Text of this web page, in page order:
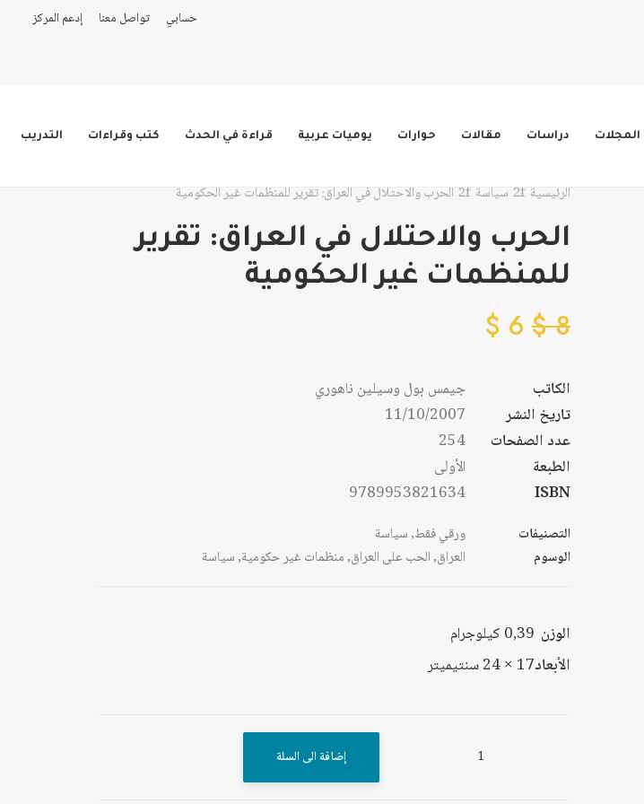
حسابي تواصل معنا إدعم المركز
المجلات دراسات مقالات حوارات يوميات عربية قراءة في الحدث كتب وقراءات التدريب
الرئيسية سياسة الحرب والاحتلال في العراق: تقرير للمنظمات غير الحكومية
الحرب والاحتلال في العراق: تقرير
للمنظمات غير الحكومية
8
$
6
$
الكاتب
جيمس بول وسيلين ناهوري
تاريخ النشر
11/10/2007
عدد الصفحات
254
الطبعة
الأولى
ISBN
9789953821634
التصنيفات ورقي فقط,سياسة
الوسوم
العراق,الحب على العراق,منظمات غير حكومية,سياسة
الوزن 0,39 كيلوجرام
الأبعاد17 × 24 سنتيميتر
إضافة الى السلة